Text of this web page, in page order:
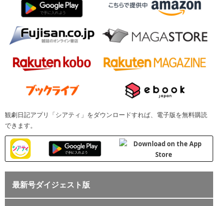
観劇日記アプリ「シアティ」をダウンロードすれば、電子版を無料購読
できます。
最新号ダイジェスト版